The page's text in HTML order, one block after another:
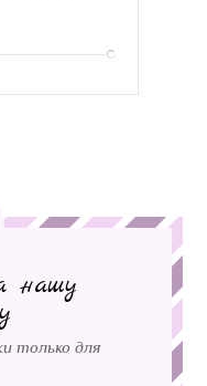
нашу
только для